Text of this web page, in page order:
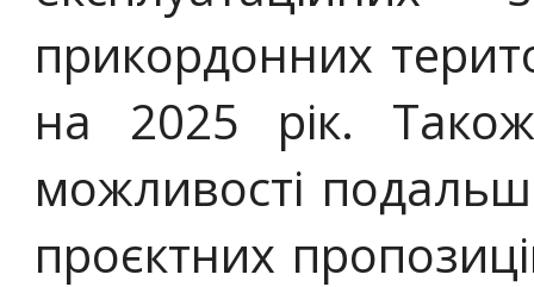
прикордонних
на 2025 рік.
можливості
проєктних